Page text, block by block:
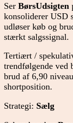
Ser BørsUdsigten
konsoliderer USD
udløser køb og
stærkt salgssignal.
Tertiært /
trendfølgende ved
brud af 6,90
shortposition.
Strategi: Sælg